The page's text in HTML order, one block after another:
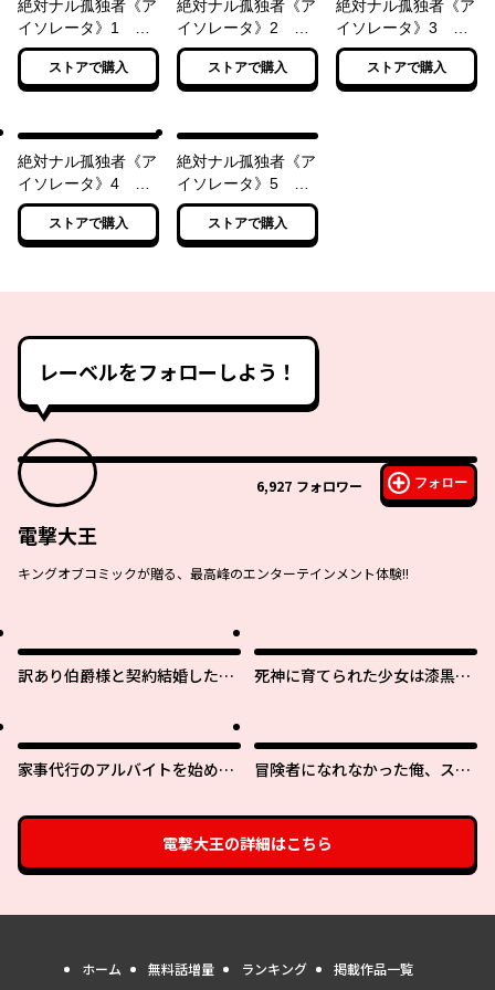
絶対ナル孤独者《ア
イソレータ》1 ―
咀嚼者 The Biter―
ストアで購入
絶対ナル孤独者《ア
イソレータ》2 ―
発火者 The
Igniter―ストアで購入
絶対ナル孤独者《ア
イソレータ》3 ―
凝結者 The
Trancer―
ストアで購入
絶対ナル孤独者《ア
イソレータ》4 ―
刺撃者 The
Stinger―
ストアで購入
絶対ナル孤独者《ア
イソレータ》5 ―
液化者 The
Liquidizer―
ストアで購入
レーベルをフォローしよう！
6,927 フォロワー フォロー
電撃大王
キングオブコミックが贈る、最高峰のエンターテインメント体験!!
訳あり伯爵様と契約結婚した
死神に育てられた少女は漆黒の
家事代行のアルバイトを始めた
入られちゃいました。
冒険者になれなかった俺、スキ
の子を人助け!?
電撃大王の詳細はこちら
ホーム 無料話増量 ランキング 掲載作品一覧